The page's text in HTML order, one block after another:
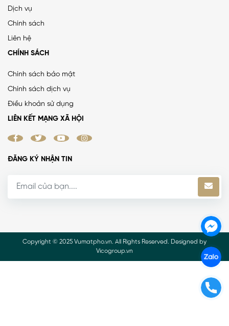
Dịch vụ
Chính sách
Liên hệ
CHÍNH SÁCH
Chính sách bảo mật
Chính sách dịch vụ
Điều khoản sử dụng
LIÊN KẾT MẠNG XÃ HỘI
ĐĂNG KÝ NHẬN TIN
Copyright © 2025 Vumatpho.vn. All Rights Reserved. Designed by
Vicogroup.vn